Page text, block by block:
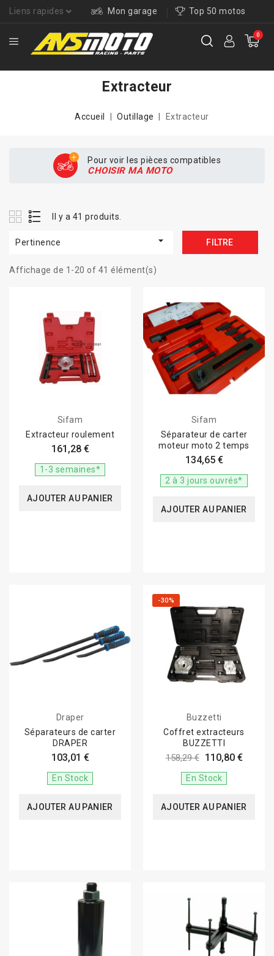
Liens rapides Mon garage Top 50 motos
0
Extracteur
Accueil Outillage Extracteur
Pour voir les pièces compatibles
CHOISIR MA MOTO
Il y a 41 produits.
Pertinence  FILTRE
Affichage de 1-20 of 41 élément(s)
Sifam
Extracteur roulement
161,28 €
1-3 semaines*
AJOUTER AU PANIER
Sifam
Séparateur de carter
moteur moto 2 temps
134,65 €
2 à 3 jours ouvrés*
AJOUTER AU PANIER
Draper
Séparateurs de carter
DRAPER
103,01 €
En Stock
AJOUTER AU PANIER
-30%
Buzzetti
Coffret extracteurs
BUZZETTI
158,29 € 110,80 €
En Stock
AJOUTER AU PANIER